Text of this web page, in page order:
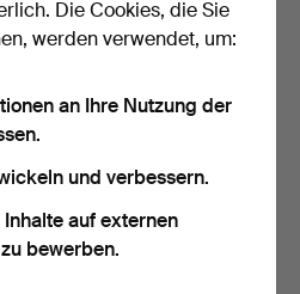
Die Cookies, die Sie
werden verwendet, um:
an Ihre Nutzung der
und verbessern.
auf externen
bewerben.